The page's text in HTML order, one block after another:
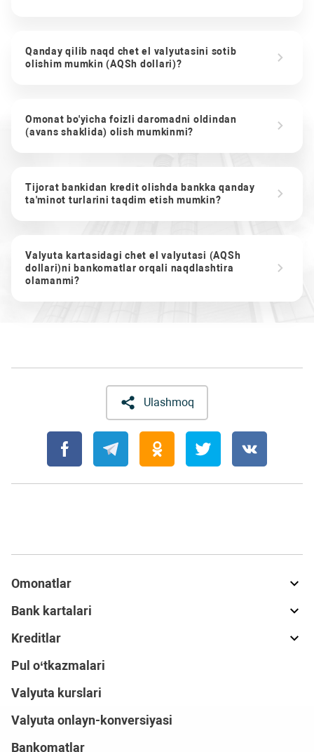
Qanday qilib naqd chet el valyutasini sotib
olishim mumkin (AQSh dollari)?
Omonat bo'yicha foizli daromadni oldindan
(avans shaklida) olish mumkinmi?
Tijorat bankidan kredit olishda bankka qanday
ta'minot turlarini taqdim etish mumkin?
Valyuta kartasidagi chet el valyutasi (AQSh
dollari)ni bankomatlar orqali naqdlashtira
olamanmi?
Ulashmoq
Omonatlar
Bank kartalari
Kreditlar
Pul o‘tkazmalari
Valyuta kurslari
Valyuta onlayn-konversiyasi
Bankomatlar